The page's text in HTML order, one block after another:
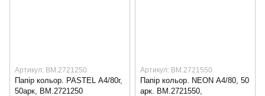
Артикул: BM.2721250
Папір кольор. PASTEL А4/80г,
50арк, BM.2721250
Артикул: ВМ.2721550
Папір кольор. NEON А4/80, 50
арк. ВМ.2721550,